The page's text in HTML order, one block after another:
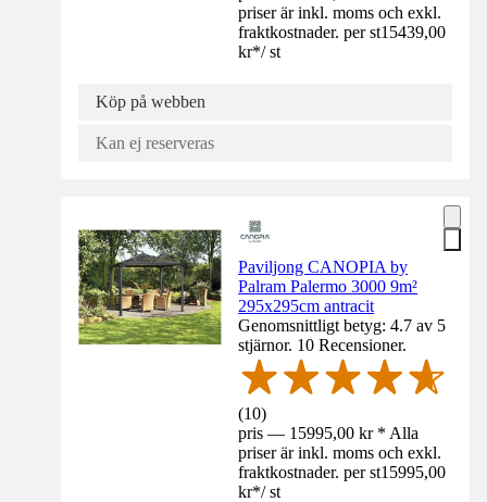
priser är inkl. moms och exkl.
fraktkostnader. per st15439,00
kr*/ st
Köp på webben
Kan ej reserveras
Paviljong CANOPIA by
Palram Palermo 3000 9m²
295x295cm antracit
Genomsnittligt betyg: 4.7 av 5
stjärnor. 10 Recensioner.
(10)
pris — 15995,00 kr * Alla
priser är inkl. moms och exkl.
fraktkostnader. per st15995,00
kr*/ st